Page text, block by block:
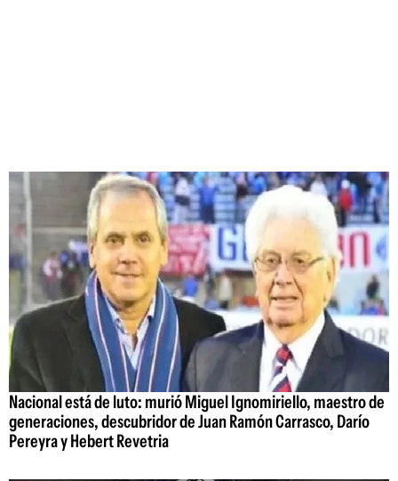
Nacional está de luto: murió Miguel Ignomiriello, maestro de
generaciones, descubridor de Juan Ramón Carrasco, Darío
Pereyra y Hebert Revetria